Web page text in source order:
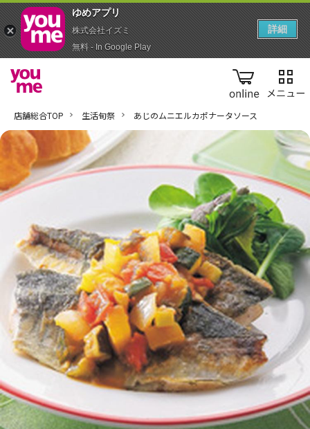
online
店舗総合TOP 生活旬祭 あじのムニエルカポナータソース
ゆめアプ‪リ‬
株式会社イズミ
無料 - In Google Play
詳細